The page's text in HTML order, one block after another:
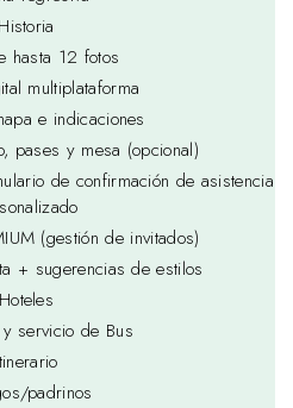
Historia
hasta 12 fotos
multiplataforma
e indicaciones
pases y mesa (opcional)
de confirmación de asistencia
(gestión de invitados)
+ sugerencias de estilos
Hoteles
servicio de Bus
padrinos